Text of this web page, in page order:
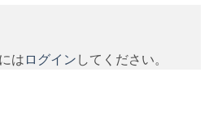
はログイン してください。